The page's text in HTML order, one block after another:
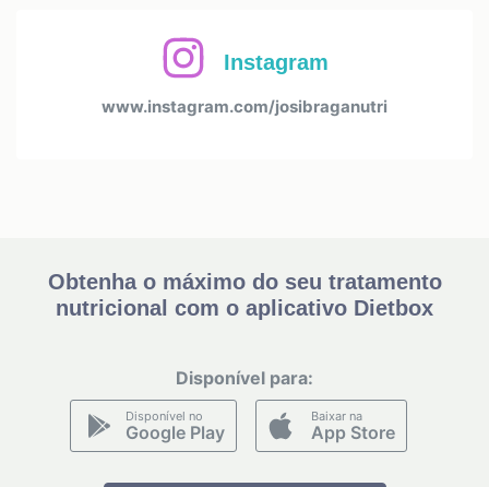
Instagram
www.instagram.com/josibraganutri
Obtenha o máximo do seu tratamento
nutricional com o aplicativo Dietbox
Disponível para:
Disponível no
Google Play
Baixar na
App Store